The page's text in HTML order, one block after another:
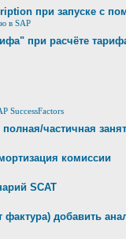
при запуске с
в SAP
при расчёте
SuccessFactors
частичная
комиссии
SCAT
добавить